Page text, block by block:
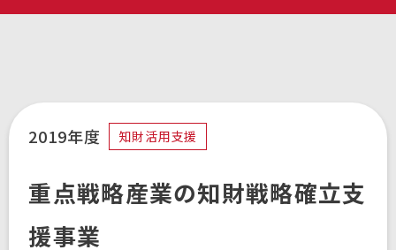
2019年度 知財活用支援
重点戦略産業の知財戦略確立支
援事業